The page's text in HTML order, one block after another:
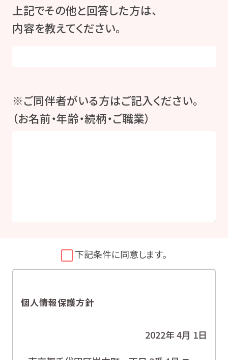
上記でその他と回答した方は、
内容を教えてください。
※ご同伴者がいる方はご記入ください。
（お名前・年齢・続柄・ご職業）
下記条件に同意します。
個人情報保護方針
2022年 4月 1日